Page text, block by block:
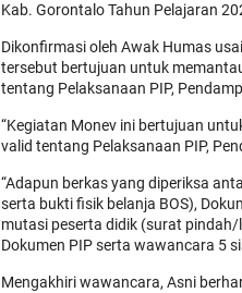
Kab. Gorontalo Tahun Pelajaran
Dikonfirmasi oleh Awak Humas
tersebut bertujuan untuk
tentang Pelaksanaan PIP,
“Kegiatan Monev ini bertujuan
valid tentang Pelaksanaan PIP,
“Adapun berkas yang diperiksa
serta bukti fisik belanja BOS),
mutasi peserta didik (surat
Dokumen PIP serta wawancara 5
Mengakhiri wawancara, Asni